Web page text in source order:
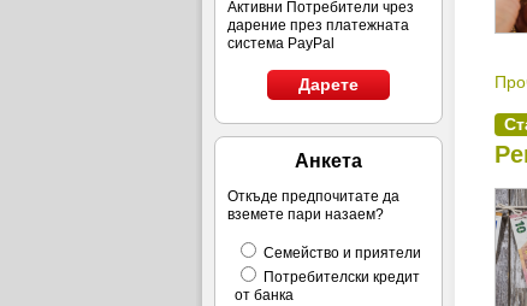
Активни Потребители чрез
дарение през платежната
система PayPal
Дарете
Анкета
Откъде предпочитате да
вземете пари назаем?
Семейство и приятели
Потребителски кредит
от банка